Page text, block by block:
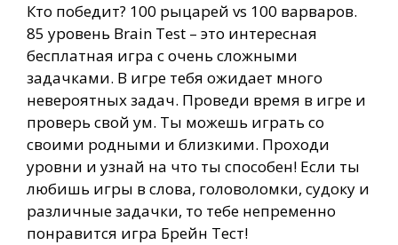
Кто победит? 100 рыцарей vs 100 варваров.
85 уровень Brain Test – это интересная
бесплатная игра с очень сложными
задачками. В игре тебя ожидает много
невероятных задач. Проведи время в игре и
проверь свой ум. Ты можешь играть со
своими родными и близкими. Проходи
уровни и узнай на что ты способен! Если ты
любишь игры в слова, головоломки, судоку и
различные задачки, то тебе непременно
понравится игра Брейн Тест!